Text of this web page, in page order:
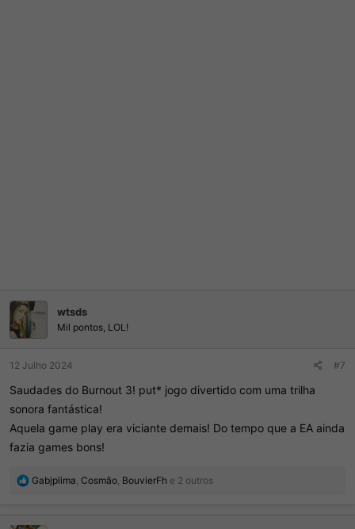
wtsds
Mil pontos, LOL!
12 Julho 2024 #7
Saudades do Burnout 3! put* jogo divertido com uma trilha
sonora fantástica!
Aquela game play era viciante demais! Do tempo que a EA ainda
fazia games bons!
R
ç
Gabjplima, Cosmão, BouvierFh e 2 outros